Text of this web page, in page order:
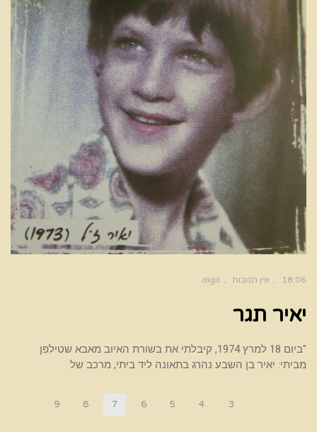
18:06 אין תגובות digit
יאיר תגר
"ביום 18 למרץ 1974, קיבלתי את בשורת האיוב מאבא שטילפן
מביתי: יאיר בן השבע נהרג בתאונה ליד ביתי, מרכב של
3
4
5
6
7
8
9